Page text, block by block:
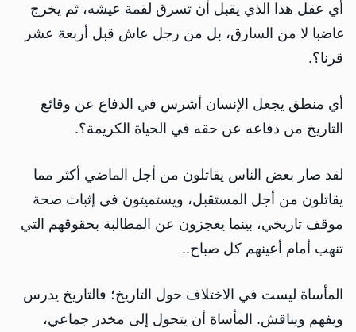
أي عقل هذا الذي يقبل أن تسرق لقمة عيشه، ثم يخرج
غاضبا لا من السارق، بل من رجل عاش قبل أربعة عشر
قرنا؟.
أي منطق يجعل الإنسان أشرس في الدفاع عن وقائع
التاريخ من دفاعه عن حقه في الحياة الكريمة؟.
لقد صار بعض الناس يقاتلون من أجل الماضي أكثر مما
يقاتلون من أجل المستقبل، ويستميتون في إثبات صحة
موقف تاريخي، بينما يعجزون عن المطالبة بحقوقهم التي
تنهب أمام أعينهم كل صباح..
المأساة ليست في الاختلاف حول التاريخ؛ فالتاريخ يدرس
ويفهم ويناقش. المأساة أن يتحول إلى مخدر جماعي،